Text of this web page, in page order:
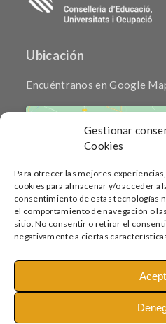
Gestionar
Cookies
Para ofrecer las mejores
cookies para almacenar y/o acceder
consentimiento de estas tecnologías
el comportamiento de navegación o
sitio. No consentir o retirar el
negativamente a ciertas
Ubicación
Encuéntranos en Google
Haz clic para aceptar
y permitir